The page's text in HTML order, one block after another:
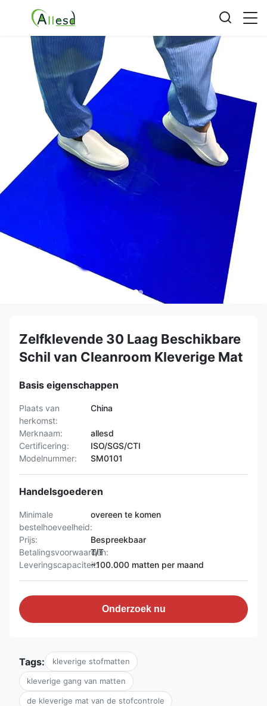
Zelfklevende 30 Laag Beschikbare
Schil van Cleanroom Kleverige Mat
Basis eigenschappen
Plaats van
herkomst:
China
Merknaam:
allesd
Certificering:
ISO/SGS/CTI
Modelnummer:
SM0101
Handelsgoederen
Minimale
bestelhoeveelheid:
overeen te komen
Prijs:
Bespreekbaar
Betalingsvoorwaarden:
T/T
Leveringscapaciteit:~100.000 matten per maand
Onderzoek nu
Tags: kleverige stofmatten
kleverige gang van matten
de kleverige mat van de stofcontrole